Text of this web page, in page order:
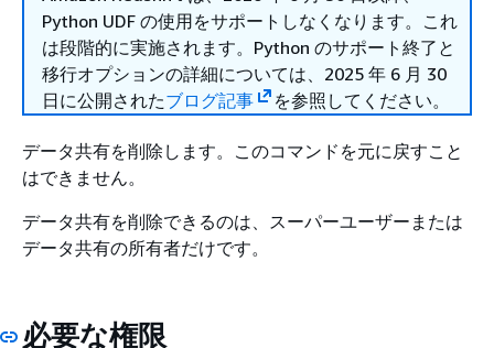
Python UDF の使用をサポートしなくなります。これ
は段階的に実施されます。Python のサポート終了と
移行オプションの詳細については、2025 年 6 月 30
日に公開されたブログ記事 を参照してください。
データ共有を削除します。このコマンドを元に戻すこと
はできません。
データ共有を削除できるのは、スーパーユーザーまたは
データ共有の所有者だけです。
必要な権限